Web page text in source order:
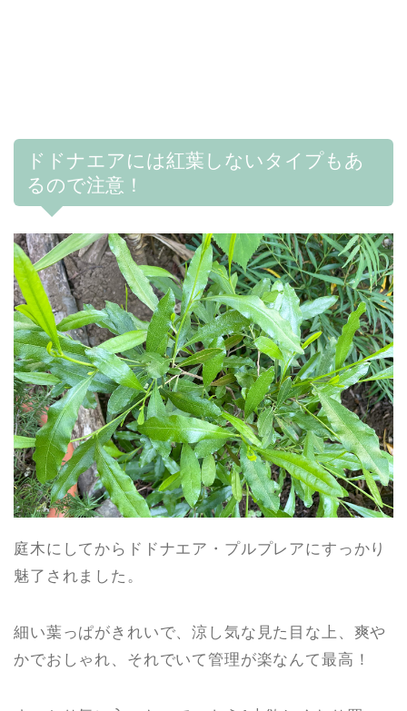
ドドナエアには紅葉しないタイプもあ
るので注意！
庭木にしてからドドナエア・プルプレアにすっかり
魅了されました。
細い葉っぱがきれいで、涼し気な見た目な上、爽や
かでおしゃれ、それでいて管理が楽なんて最高！